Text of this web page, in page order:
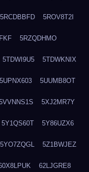
5RCDBBFD 5ROV8T2I
5RZQDHMO
5TDWI9U5 5TDWKNIX
5UPNX603 5UUMB8OT
5XJ2MR7Y
5Y1QS60T 5Y86UZX6
5YO7ZQGL 5Z1BWJEZ
62LJGRE8